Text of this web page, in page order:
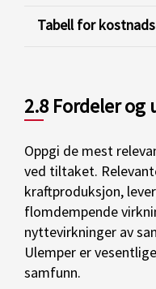
Tabell for
2.8 Fordeler
Oppgi de mest
ved tiltaket.
kraftproduksjon,
flomdempende
nyttevirkninger av
Ulemper er
samfunn.